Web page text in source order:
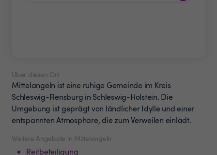
Weitere Angebote in Mittelangeln
Reitbeteiligung
Über diesen Ort
Mittelangeln ist eine ruhige Gemeinde im Kreis
Schleswig-Flensburg in Schleswig-Holstein. Die
Umgebung ist geprägt von ländlicher Idylle und einer
entspannten Atmosphäre, die zum Verweilen einlädt.